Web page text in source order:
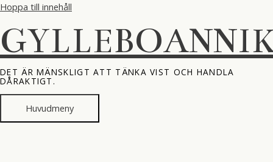
Hoppa till innehåll
DET ÄR MÄNSKLIGT ATT TÄNKA VIST OCH HANDLA
DÅRAKTIGT.
Huvudmeny